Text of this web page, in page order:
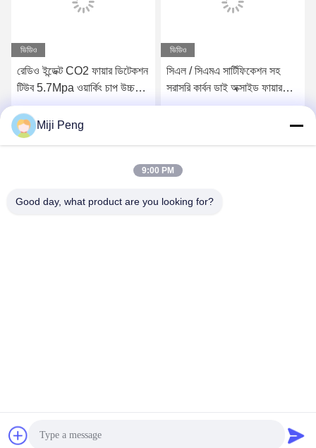
ভিডিও
রেডিও ইন্ডেক্ট CO2 ফায়ার ডিটেকশন
টিউব 5.7Mpa ওয়ার্কিং চাপ উচ্চ
মানের সস্তা দাম
সেরা দাম পান
ভিডিও
সিএল / সিএমএ সার্টিফিকেশন সহ
সরাসরি কার্বন ডাই অক্সাইড ফায়ার
ডিটেকশন টিউব
চীন ভালো মানের FM200 ফায়ার দমন সিস্টেম সরবরাহকারী। কপিরাইট © 2016-2026 Guangzhou
Xingjin Fire Equipment Co.,Ltd. . সমস্ত অধিকার সংরক্ষিত.
Miji Peng
9:00 PM
Good day, what product are you looking for?